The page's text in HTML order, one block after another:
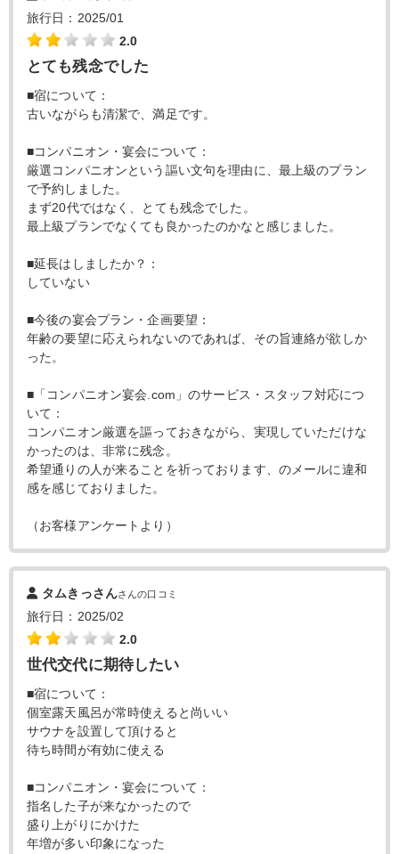
旅行日：2025/01
2.0
とても残念でした
■宿について：
古いながらも清潔で、満足です。
■コンパニオン・宴会について：
厳選コンパニオンという謳い文句を理由に、最上級のプラン
で予約しました。
まず20代ではなく、とても残念でした。
最上級プランでなくても良かったのかなと感じました。
■延長はしましたか？：
していない
■今後の宴会プラン・企画要望：
年齢の要望に応えられないのであれば、その旨連絡が欲しか
った。
■「コンパニオン宴会.com」のサービス・スタッフ対応につ
いて：
コンパニオン厳選を謳っておきながら、実現していただけな
かったのは、非常に残念。
希望通りの人が来ることを祈っております、のメールに違和
感を感じておりました。
（お客様アンケートより）
タムきっさんさんの口コミ
旅行日：2025/02
2.0
世代交代に期待したい
■宿について：
個室露天風呂が常時使えると尚いい
サウナを設置して頂けると
待ち時間が有効に使える
■コンパニオン・宴会について：
指名した子が来なかったので
盛り上がりにかけた
年増が多い印象になった